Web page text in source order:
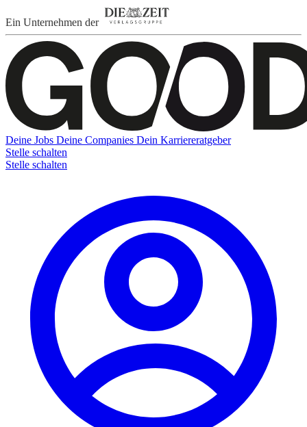
Ein Unternehmen der
Deine Jobs Deine Companies Dein Karriereratgeber
Stelle schalten
Stelle schalten